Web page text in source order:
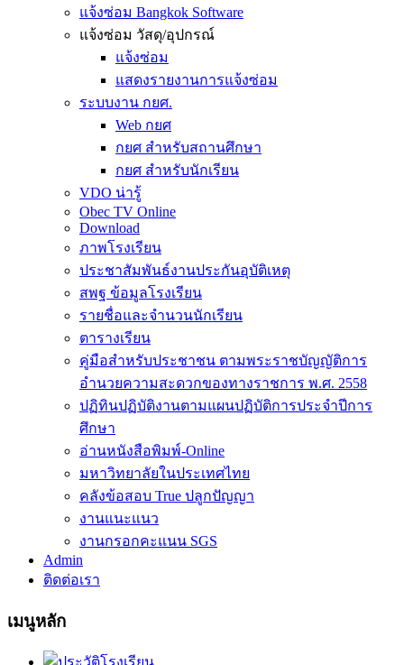
แจ้งซ่อม Bangkok Software
แจ้งซ่อม วัสดุ/อุปกรณ์
แจ้งซ่อม
แสดงรายงานการแจ้งซ่อม
ระบบงาน กยศ.
Web กยศ
กยศ สำหรับสถานศึกษา
กยศ สำหรับนักเรียน
VDO น่ารู้
Obec TV Online
Download
ภาพโรงเรียน
ประชาสัมพันธ์งานประกันอุบัติเหตุ
สพฐ ข้อมูลโรงเรียน
รายชื่อและจำนวนนักเรียน
ตารางเรียน
คู่มือสำหรับประชาชน ตามพระราชบัญญัติการ
อำนวยความสะดวกของทางราชการ พ.ศ. 2558
ปฏิทินปฏิบัติงานตามแผนปฏิบัติการประจำปีการ
ศึกษา
อ่านหนังสือพิมพ์-Online
มหาวิทยาลัยในประเทศไทย
คลังข้อสอบ True ปลูกปัญญา
งานแนะแนว
งานกรอกคะแนน SGS
Admin
ติดต่อเรา
เมนูหลัก